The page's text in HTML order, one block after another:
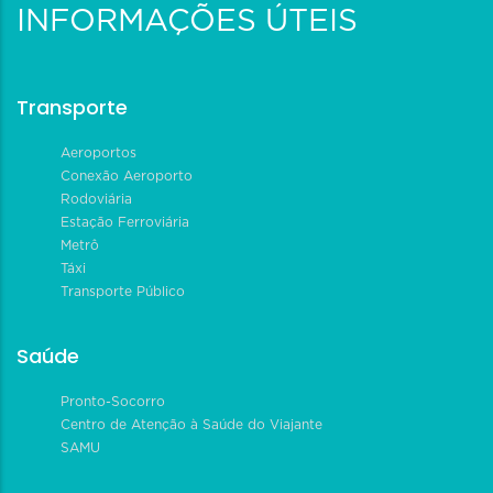
INFORMAÇÕES ÚTEIS
Transporte
Aeroportos
Conexão Aeroporto
Rodoviária
Estação Ferroviária
Metrô
Táxi
Transporte Público
Saúde
Pronto-Socorro
Centro de Atenção à Saúde do Viajante
SAMU